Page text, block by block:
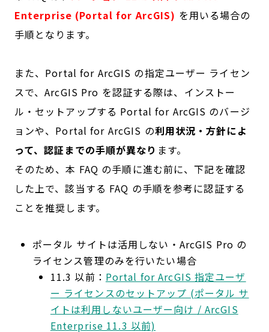
Enterprise (Portal for ArcGIS) を用いる場合の
手順となります。
また、Portal for ArcGIS の指定ユーザー ライセン
スで、ArcGIS Pro を認証する際は、インストー
ル・セットアップする Portal for ArcGIS のバージ
ョンや、Portal for ArcGIS の利用状況・方針によ
って、認証までの手順が異なり ます。
そのため、本 FAQ の手順に進む前に、下記を確認
した上で、該当する FAQ の手順を参考に認証する
ことを推奨します。
ポータル サイトは活用しない・ArcGIS Pro の
ライセンス管理のみを行いたい場合
11.3 以前： Portal for ArcGIS 指定ユーザ
ー ライセンスのセットアップ (ポータル サ
イトは利用しないユーザー向け / ArcGIS
Enterprise 11.3 以前)